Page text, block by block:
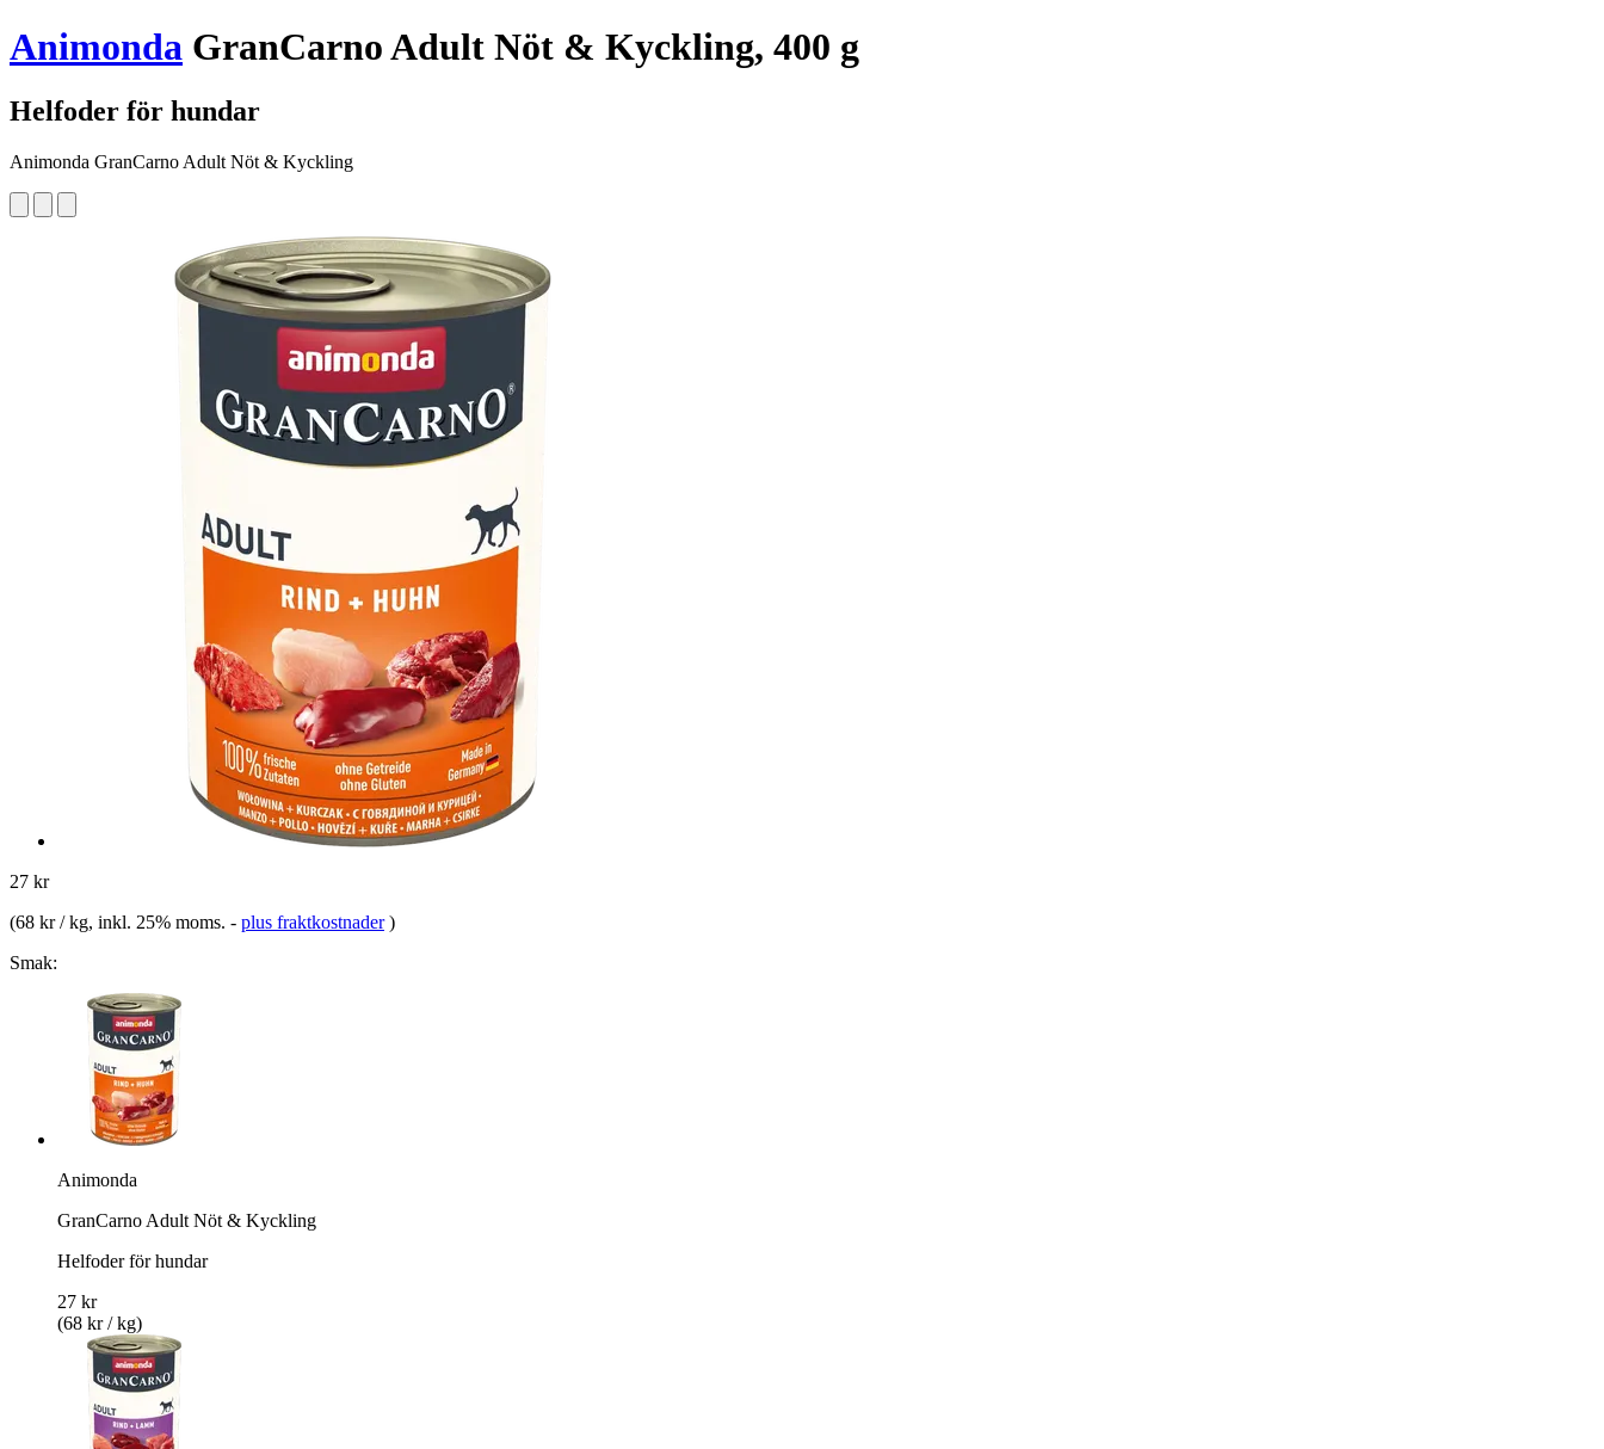
Animonda GranCarno Adult Nöt & Kyckling, 400 g
Helfoder för hundar
Animonda GranCarno Adult Nöt & Kyckling
27 kr
(68 kr / kg, inkl. 25% moms. - plus fraktkostnader )
Smak:
Animonda
GranCarno Adult Nöt & Kyckling
Helfoder för hundar
27 kr
(68 kr / kg)